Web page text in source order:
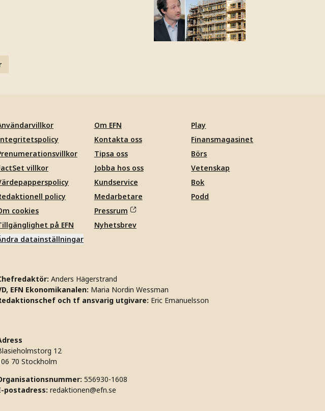
villkor
policy
cookies
på EFN
datainställningar
Om EFN
Kontakta oss
Tipsa oss
Jobba hos oss
Kundservice
Medarbetare
Pressrum
Nyhetsbrev
Play
Finansmagasinet
Börs
Vetenskap
Bok
Podd
Anders Hägerstrand
EFN Ekonomikanalen: Maria Nordin Wessman
och tf ansvarig utgivare: Eric Emanuelsson
12
70 Stockholm
556930-1608
postadress: redaktionen@efn.se